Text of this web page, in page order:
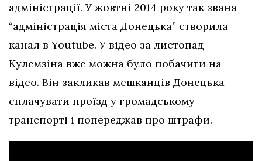
адміністрації. У жовтні 2014 року так звана
“адміністрація міста Донецька” створила
канал в Youtube. У відео за листопад
Кулемзіна вже можна було побачити на
відео. Він закликав мешканців Донецька
сплачувати проїзд у громадському
транспорті і попереджав про штрафи.